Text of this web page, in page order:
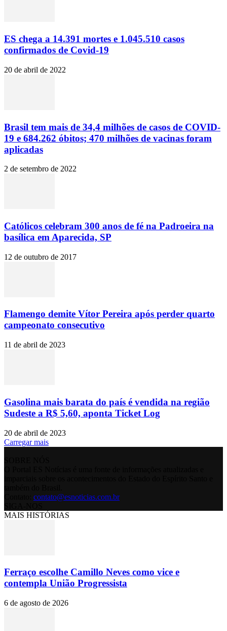
ES chega a 14.391 mortes e 1.045.510 casos
confirmados de Covid-19
20 de abril de 2022
Brasil tem mais de 34,4 milhões de casos de COVID-
19 e 684.262 óbitos; 470 milhões de vacinas foram
aplicadas
2 de setembro de 2022
Católicos celebram 300 anos de fé na Padroeira na
basílica em Aparecida, SP
12 de outubro de 2017
Flamengo demite Vítor Pereira após perder quarto
campeonato consecutivo
11 de abril de 2023
Gasolina mais barata do país é vendida na região
Sudeste a R$ 5,60, aponta Ticket Log
20 de abril de 2023
Carregar mais
contato@esnoticias.com.br
MAIS HISTÓRIAS
Ferraço escolhe Camillo Neves como vice e
contempla União Progressista
6 de agosto de 2026